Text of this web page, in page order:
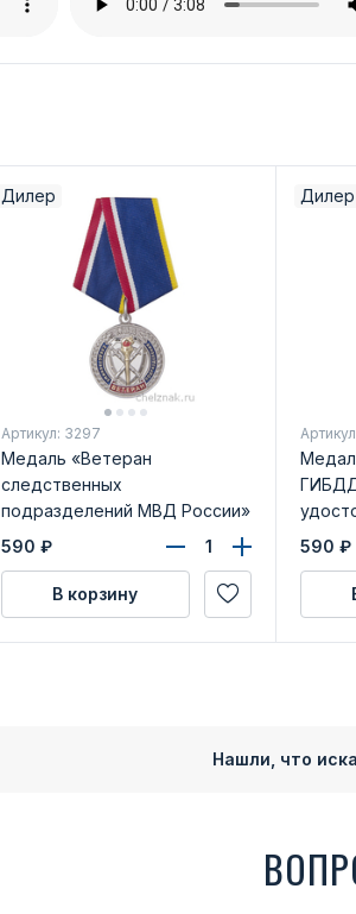
Дилер
Артикул: 3297
Медаль «Ветеран
следственных
подразделений МВД России»
с бланком удостоверения
590 ₽
В корзину
Дилер
590 ₽
Нашли, что